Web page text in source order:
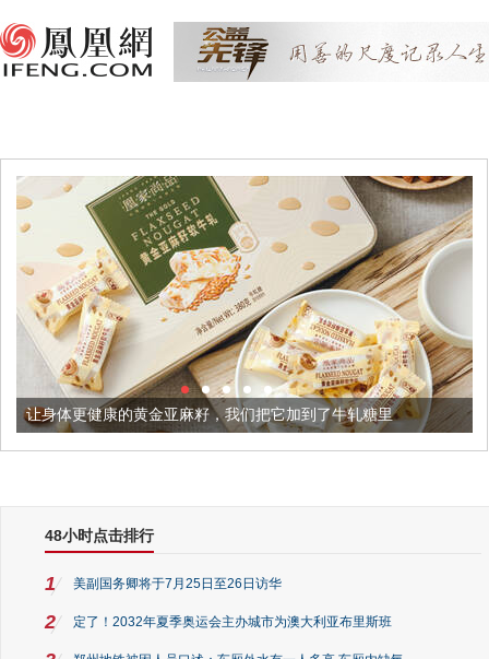
的黄金亚麻籽，我们把它加到了牛轧糖里 被列入佛家七
48小时点击排行
1 美副国务卿将于7月25日至26日访华
2 定了！2032年夏季奥运会主办城市为澳大利亚布里斯班